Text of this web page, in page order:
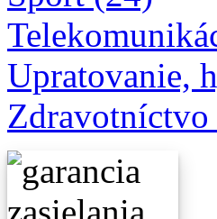
Upratovanie,
Zdravotníctvo